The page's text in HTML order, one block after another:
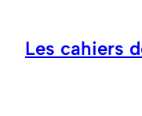
contenu
Les cahiers